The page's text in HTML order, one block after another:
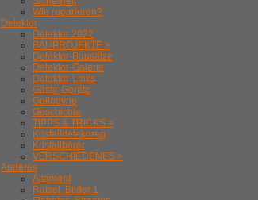
Wie reparieren?
Detektor
Detektor 2022
BAUPROJEKTE >
Detektor-Bausätze
Detektor-Galerie
Detektor-Links
Gäste-Geräte
Gollodyne
Geschichte
TIPPS & TRICKS >
Kristalldetekoren
Kristallhörer
VERSCHIEDENES >
Anderes
Altamont
Rätsel. Bilder 1